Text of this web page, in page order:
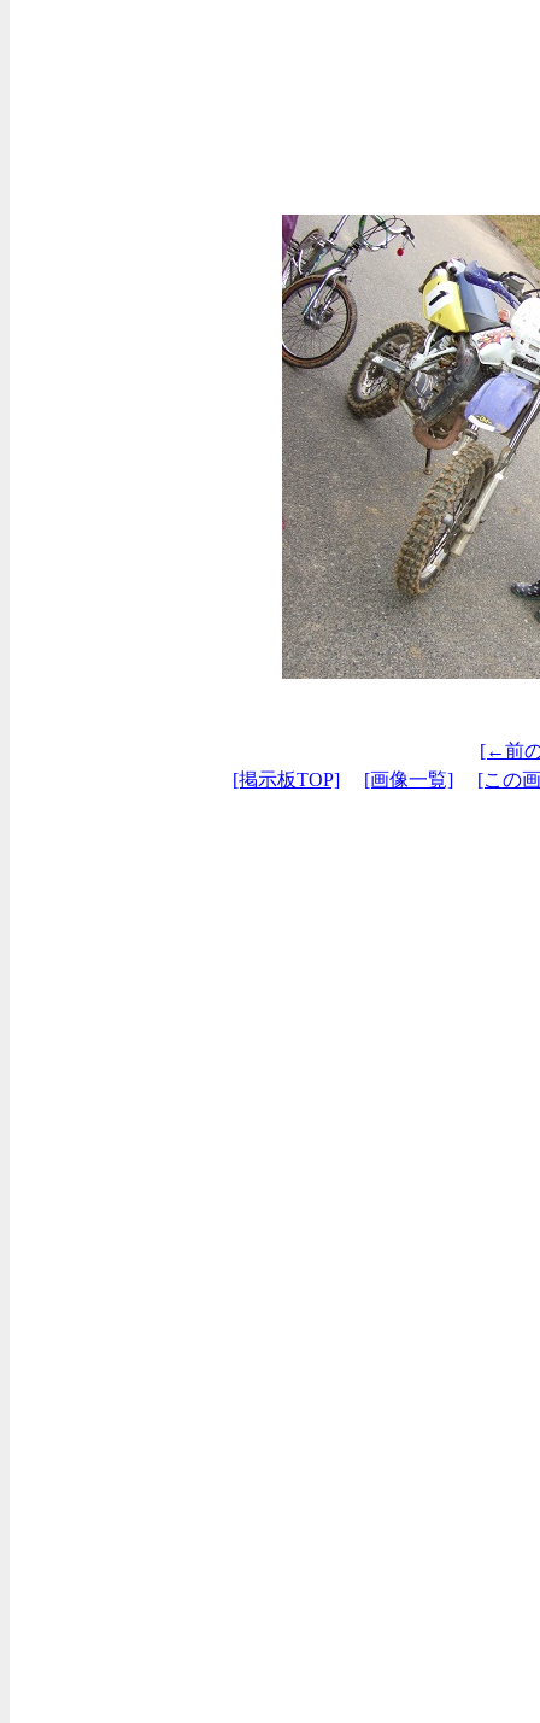
[←前
[掲示板TOP]
[画像一覧] [この